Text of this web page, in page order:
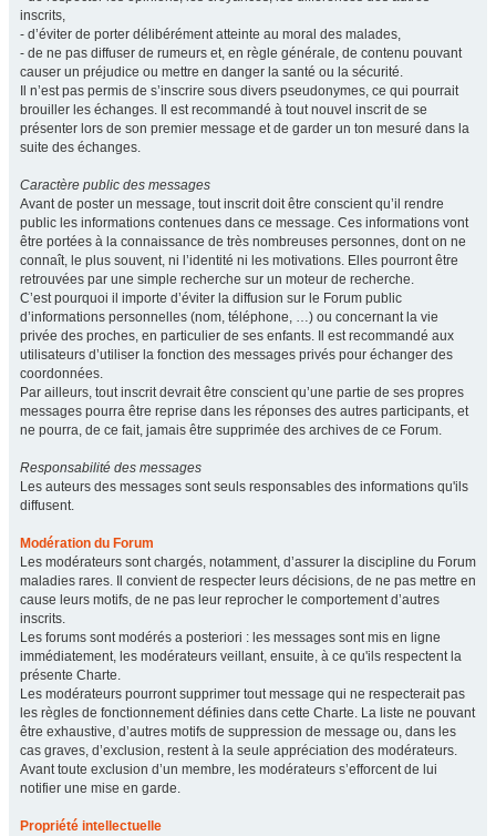
inscrits,
- d’éviter de porter délibérément atteinte au moral des malades,
- de ne pas diffuser de rumeurs et, en règle générale, de contenu pouvant
causer un préjudice ou mettre en danger la santé ou la sécurité.
Il n’est pas permis de s’inscrire sous divers pseudonymes, ce qui pourrait
brouiller les échanges. Il est recommandé à tout nouvel inscrit de se
présenter lors de son premier message et de garder un ton mesuré dans la
suite des échanges.
Caractère public des messages
Avant de poster un message, tout inscrit doit être conscient qu’il rendre
public les informations contenues dans ce message. Ces informations vont
être portées à la connaissance de très nombreuses personnes, dont on ne
connaît, le plus souvent, ni l’identité ni les motivations. Elles pourront être
retrouvées par une simple recherche sur un moteur de recherche.
C’est pourquoi il importe d’éviter la diffusion sur le Forum public
d’informations personnelles (nom, téléphone, …) ou concernant la vie
privée des proches, en particulier de ses enfants. Il est recommandé aux
utilisateurs d’utiliser la fonction des messages privés pour échanger des
coordonnées.
Par ailleurs, tout inscrit devrait être conscient qu’une partie de ses propres
messages pourra être reprise dans les réponses des autres participants, et
ne pourra, de ce fait, jamais être supprimée des archives de ce Forum.
Responsabilité des messages
Les auteurs des messages sont seuls responsables des informations qu'ils
diffusent.
Modération du Forum
Les modérateurs sont chargés, notamment, d’assurer la discipline du Forum
maladies rares. Il convient de respecter leurs décisions, de ne pas mettre en
cause leurs motifs, de ne pas leur reprocher le comportement d’autres
inscrits.
Les forums sont modérés a posteriori : les messages sont mis en ligne
immédiatement, les modérateurs veillant, ensuite, à ce qu'ils respectent la
présente Charte.
Les modérateurs pourront supprimer tout message qui ne respecterait pas
les règles de fonctionnement définies dans cette Charte. La liste ne pouvant
être exhaustive, d’autres motifs de suppression de message ou, dans les
cas graves, d’exclusion, restent à la seule appréciation des modérateurs.
Avant toute exclusion d’un membre, les modérateurs s’efforcent de lui
notifier une mise en garde.
Propriété intellectuelle